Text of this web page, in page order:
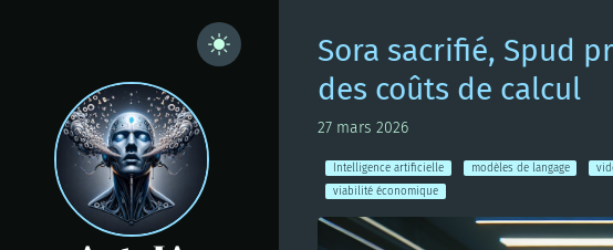
Sora sacrifié, Spud
des coûts de calcul
27 mars 2026
Intelligence artificielle modèles de langage
viabilité économique